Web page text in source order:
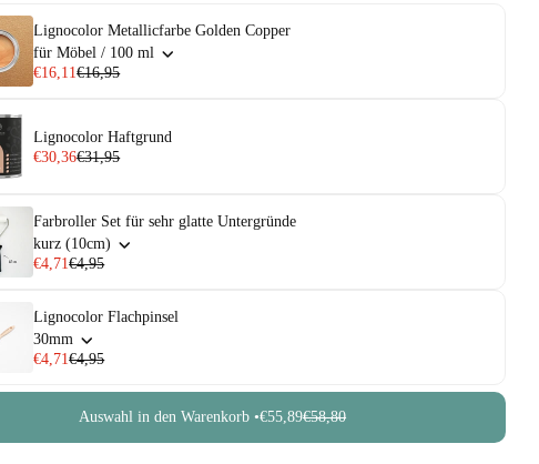
Lignocolor Metallicfarbe Golden Copper
für Möbel / 100 ml
€16,11€16,95
Lignocolor Haftgrund
€30,36€31,95
Farbroller Set für sehr glatte Untergründe
kurz (10cm)
€4,71€4,95
Lignocolor Flachpinsel
30mm
€4,71€4,95
Auswahl in den Warenkorb •€55,89€58,80